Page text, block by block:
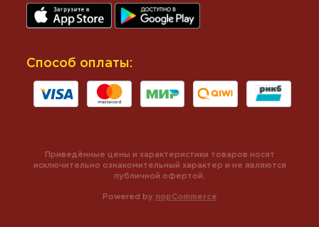
Способ оплаты:
Powered by nopCommerce
Приведённые цены и характеристики товаров носят
исключительно ознакомительный характер и не являются
публичной офертой.